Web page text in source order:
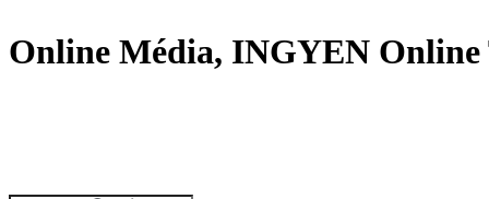
Online Média, INGYEN Online